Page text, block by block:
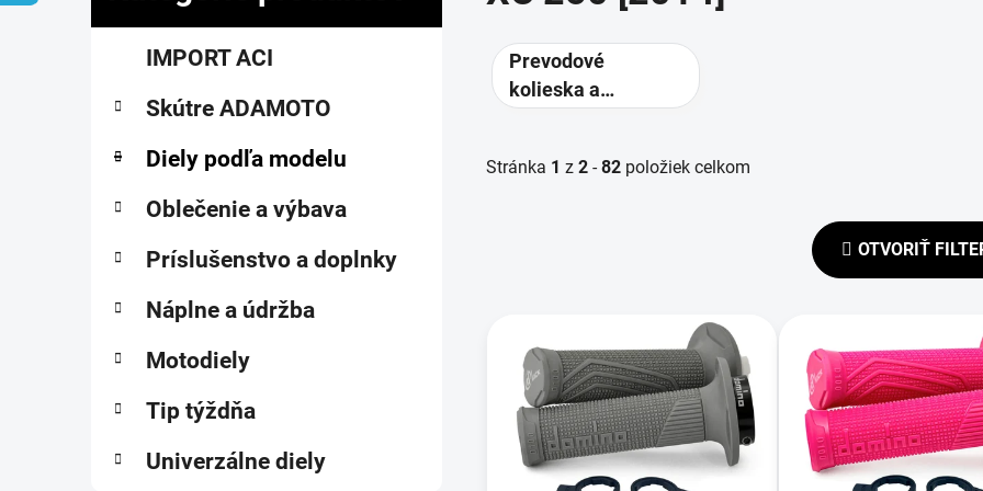
č
kategórieIMPORT ACI
Skútre ADAMOTO
Diely podľa modelu
Oblečenie a výbava
Príslušenstvo a doplnky
Náplne a údržba
Motodiely
Tip týždňa
Univerzálne diely
Prevodové
kolieska a
prevody
Stránka 1 z 2 -82 položiek celkom
OTVORIŤ